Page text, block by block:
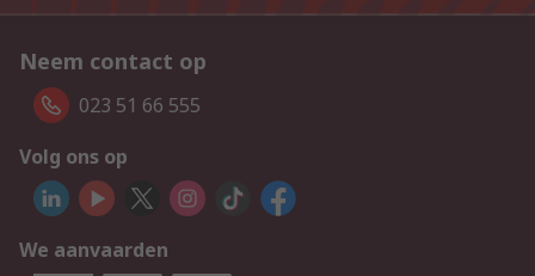
Neem contact op
023 51 66 555
Volg ons op
We aanvaarden